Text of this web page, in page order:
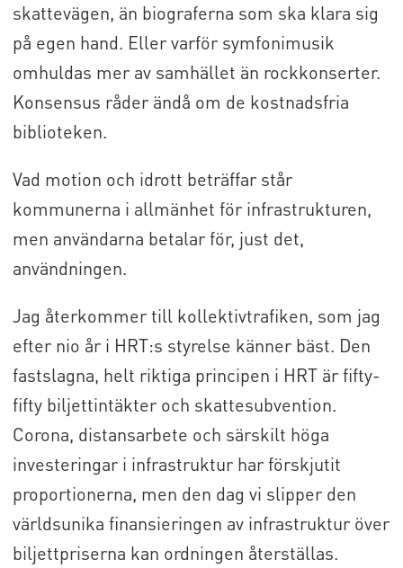
skattevägen, än biograferna som ska klara sig
på egen hand. Eller varför symfonimusik
omhuldas mer av samhället än rockkonserter.
Konsensus råder ändå om de kostnadsfria
biblioteken.
Vad motion och idrott beträffar står
kommunerna i allmänhet för infrastrukturen,
men användarna betalar för, just det,
användningen.
Jag återkommer till kollektivtrafiken, som jag
efter nio år i HRT:s styrelse känner bäst. Den
fastslagna, helt riktiga principen i HRT är fifty-
fifty biljettintäkter och skattesubvention.
Corona, distansarbete och särskilt höga
investeringar i infrastruktur har förskjutit
proportionerna, men den dag vi slipper den
världsunika finansieringen av infrastruktur över
biljettpriserna kan ordningen återställas.